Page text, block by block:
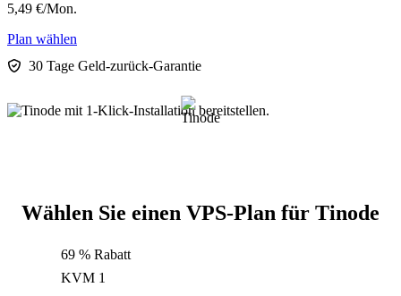
5,49 €/Mon.
Plan wählen
30 Tage Geld-zurück-Garantie
Wählen Sie einen VPS-Plan für Tinode
69 % Rabatt
KVM 1